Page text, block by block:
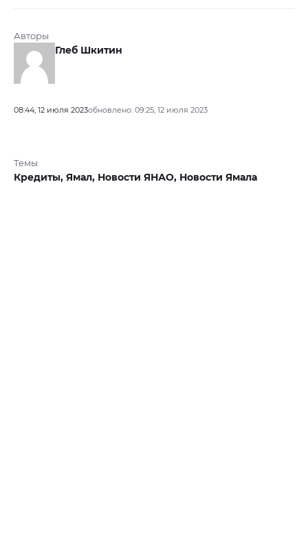
Авторы
Глеб Шкитин
08:44, 12 июля 2023обновлено: 09:25, 12 июля 2023
Темы
Кредиты, Ямал, Новости ЯНАО, Новости Ямала